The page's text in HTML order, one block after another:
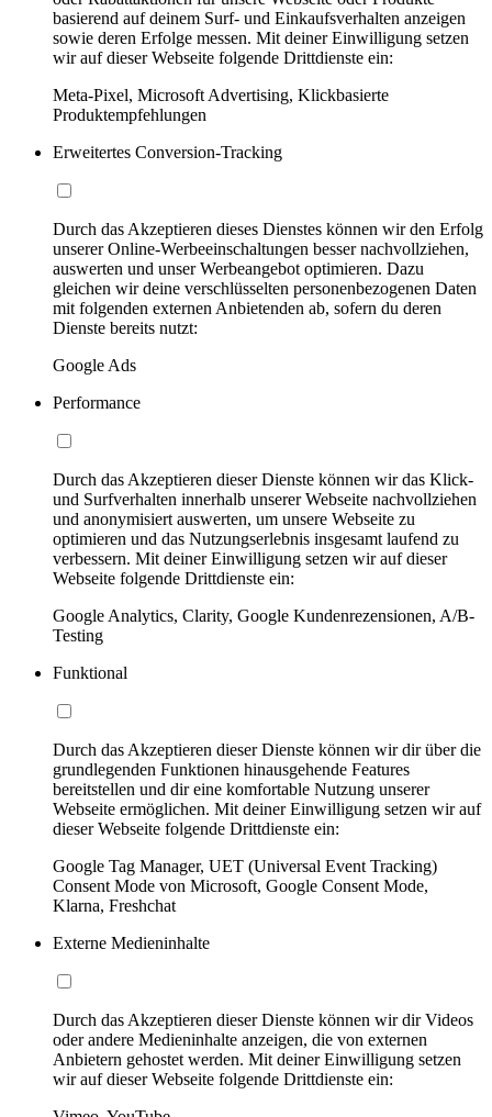
basierend auf deinem Surf- und Einkaufsverhalten anzeigen
sowie deren Erfolge messen. Mit deiner Einwilligung setzen
wir auf dieser Webseite folgende Drittdienste ein:
Meta-Pixel, Microsoft Advertising, Klickbasierte
Produktempfehlungen
Erweitertes Conversion-Tracking
Durch das Akzeptieren dieses Dienstes können wir den Erfolg
unserer Online-Werbeeinschaltungen besser nachvollziehen,
auswerten und unser Werbeangebot optimieren. Dazu
gleichen wir deine verschlüsselten personenbezogenen Daten
mit folgenden externen Anbietenden ab, sofern du deren
Dienste bereits nutzt:
Google Ads
Performance
Durch das Akzeptieren dieser Dienste können wir das Klick-
und Surfverhalten innerhalb unserer Webseite nachvollziehen
und anonymisiert auswerten, um unsere Webseite zu
optimieren und das Nutzungserlebnis insgesamt laufend zu
verbessern. Mit deiner Einwilligung setzen wir auf dieser
Webseite folgende Drittdienste ein:
Google Analytics, Clarity, Google Kundenrezensionen, A/B-
Testing
Funktional
Durch das Akzeptieren dieser Dienste können wir dir über die
grundlegenden Funktionen hinausgehende Features
bereitstellen und dir eine komfortable Nutzung unserer
Webseite ermöglichen. Mit deiner Einwilligung setzen wir auf
dieser Webseite folgende Drittdienste ein:
Google Tag Manager, UET (Universal Event Tracking)
Consent Mode von Microsoft, Google Consent Mode,
Klarna, Freshchat
Externe Medieninhalte
Durch das Akzeptieren dieser Dienste können wir dir Videos
oder andere Medieninhalte anzeigen, die von externen
Anbietern gehostet werden. Mit deiner Einwilligung setzen
wir auf dieser Webseite folgende Drittdienste ein: